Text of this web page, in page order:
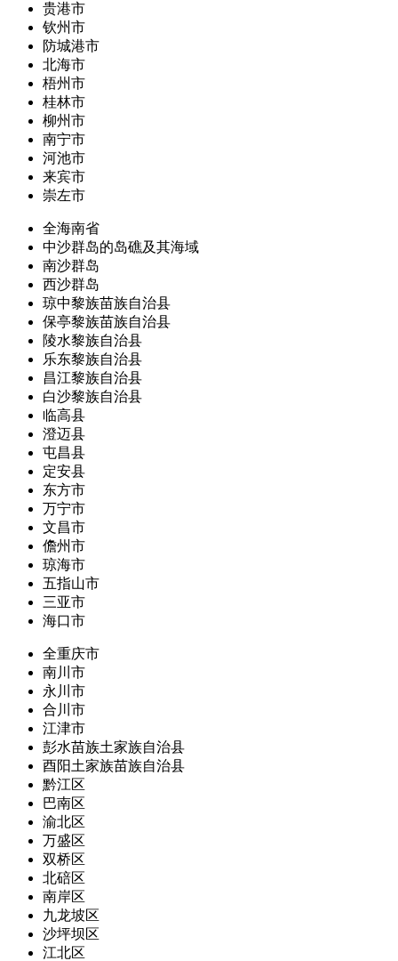
贵港市
钦州市
防城港市
北海市
梧州市
桂林市
柳州市
南宁市
河池市
来宾市
崇左市
全海南省
中沙群岛的岛礁及其海域
南沙群岛
西沙群岛
琼中黎族苗族自治县
保亭黎族苗族自治县
陵水黎族自治县
乐东黎族自治县
昌江黎族自治县
白沙黎族自治县
临高县
澄迈县
屯昌县
定安县
东方市
万宁市
文昌市
儋州市
琼海市
五指山市
三亚市
海口市
全重庆市
南川市
永川市
合川市
江津市
彭水苗族土家族自治县
酉阳土家族苗族自治县
黔江区
巴南区
渝北区
万盛区
双桥区
北碚区
南岸区
九龙坡区
沙坪坝区
江北区